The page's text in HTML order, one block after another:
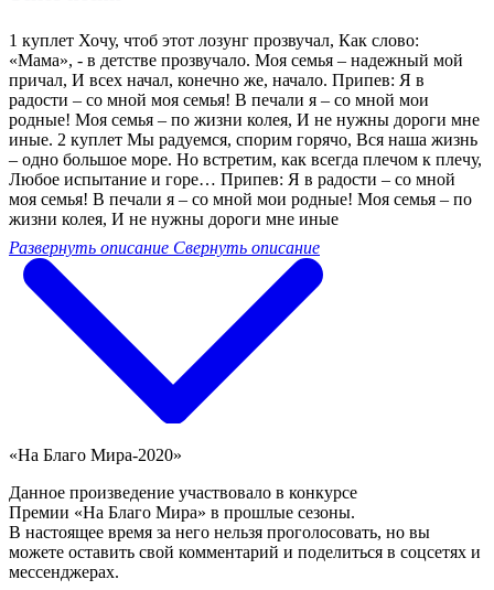
1 куплет Хочу, чтоб этот лозунг прозвучал, Как слово:
«Мама», - в детстве прозвучало. Моя семья – надежный мой
причал, И всех начал, конечно же, начало. Припев: Я в
радости – со мной моя семья! В печали я – со мной мои
родные! Моя семья – по жизни колея, И не нужны дороги мне
иные. 2 куплет Мы радуемся, спорим горячо, Вся наша жизнь
– одно большое море. Но встретим, как всегда плечом к плечу,
Любое испытание и горе… Припев: Я в радости – со мной
моя семья! В печали я – со мной мои родные! Моя семья – по
жизни колея, И не нужны дороги мне иные
Развернуть описание Свернуть описание
«На Благо Мира-2020»
Данное произведение участвовало в конкурсе
Премии «На Благо Мира» в прошлые сезоны.
В настоящее время за него нельзя проголосовать, но вы
можете оставить свой комментарий и поделиться в соцсетях и
мессенджерах.